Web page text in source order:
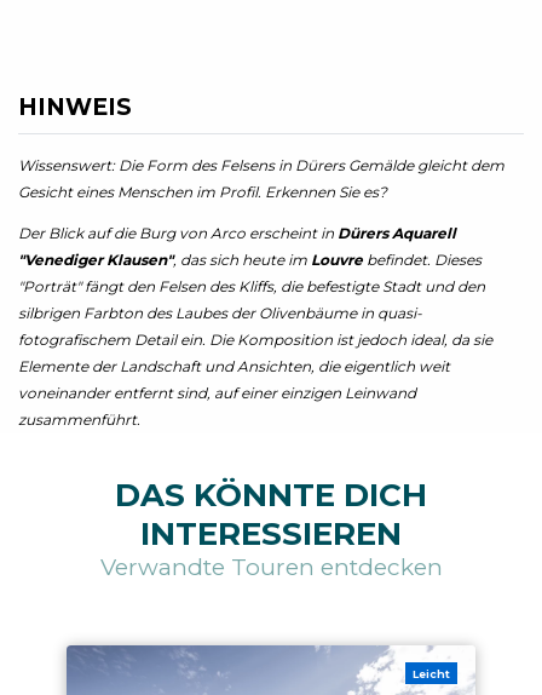
HINWEIS
Wissenswert: Die Form des Felsens in Dürers Gemälde gleicht dem
Gesicht eines Menschen im Profil. Erkennen Sie es?
Der Blick auf die Burg von Arco erscheint in Dürers Aquarell
"Venediger Klausen", das sich heute im Louvre befindet. Dieses
"Porträt" fängt den Felsen des Kliffs, die befestigte Stadt und den
silbrigen Farbton des Laubes der Olivenbäume in quasi-
fotografischem Detail ein. Die Komposition ist jedoch ideal, da sie
Elemente der Landschaft und Ansichten, die eigentlich weit
voneinander entfernt sind, auf einer einzigen Leinwand
zusammenführt.
DAS KÖNNTE DICH
INTERESSIEREN
Verwandte Touren entdecken
Leicht